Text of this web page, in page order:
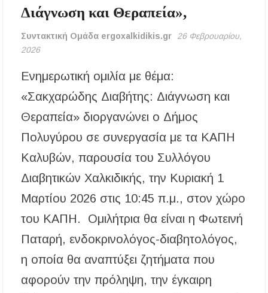
Χαλκιδική: Τραυματίστηκε οδηγός
μοτοσικλέτας σε τροχαίο στον δρόμο
Ολυμπιάδας – Σταυρού
Χαλκιδική: Τραυματίστηκε 8χρονος Βρετανός
ενώ έκανε βουτιά σε παραλία στο Παλιούρι
δασικές περιοχές την Κυριακή 9 Αυγούστου
Η Ελένη Τσαλιγοπούλου στη Σιθωνία –
Συναυλία στο Γυμνάσιο Νέου Μαρμαρά
Συναγερμός στον Στανό Χαλκιδικής: Απόπειρα
τηλεφωνικής εξαπάτησης ανηλίκου – Έκκληση
προς όλους τους γονείς
Δράση περισυλλογής αδέσποτων ζώων στα
Πυργαδίκια Χαλκιδικής στις 12 Αυγούστου
Λαϊκές μελωδίες στην πλατεία του Πολυγύρου
Διάγνωση και Θεραπεία»,
Συντακτική Ομάδα ergoxalkidikis.gr
26 Φεβρουαρίου,
2026
Ενημερωτική ομιλία με θέμα:
«Σακχαρώδης Διαβήτης: Διάγνωση και
Θεραπεία» διοργανώνει ο Δήμος
Πολυγύρου σε συνεργασία με τα ΚΑΠΗ
Καλυβών, παρουσία του Συλλόγου
Διαβητικών Χαλκιδικής, την Κυριακή 1
Μαρτίου 2026 στις 10:45 π.μ., στον χώρο
του ΚΑΠΗ. Ομιλήτρια θα είναι η Φωτεινή
Παταρή, ενδοκρινολόγος-διαβητολόγος,
η οποία θα αναπτύξει ζητήματα που
αφορούν την πρόληψη, την έγκαιρη